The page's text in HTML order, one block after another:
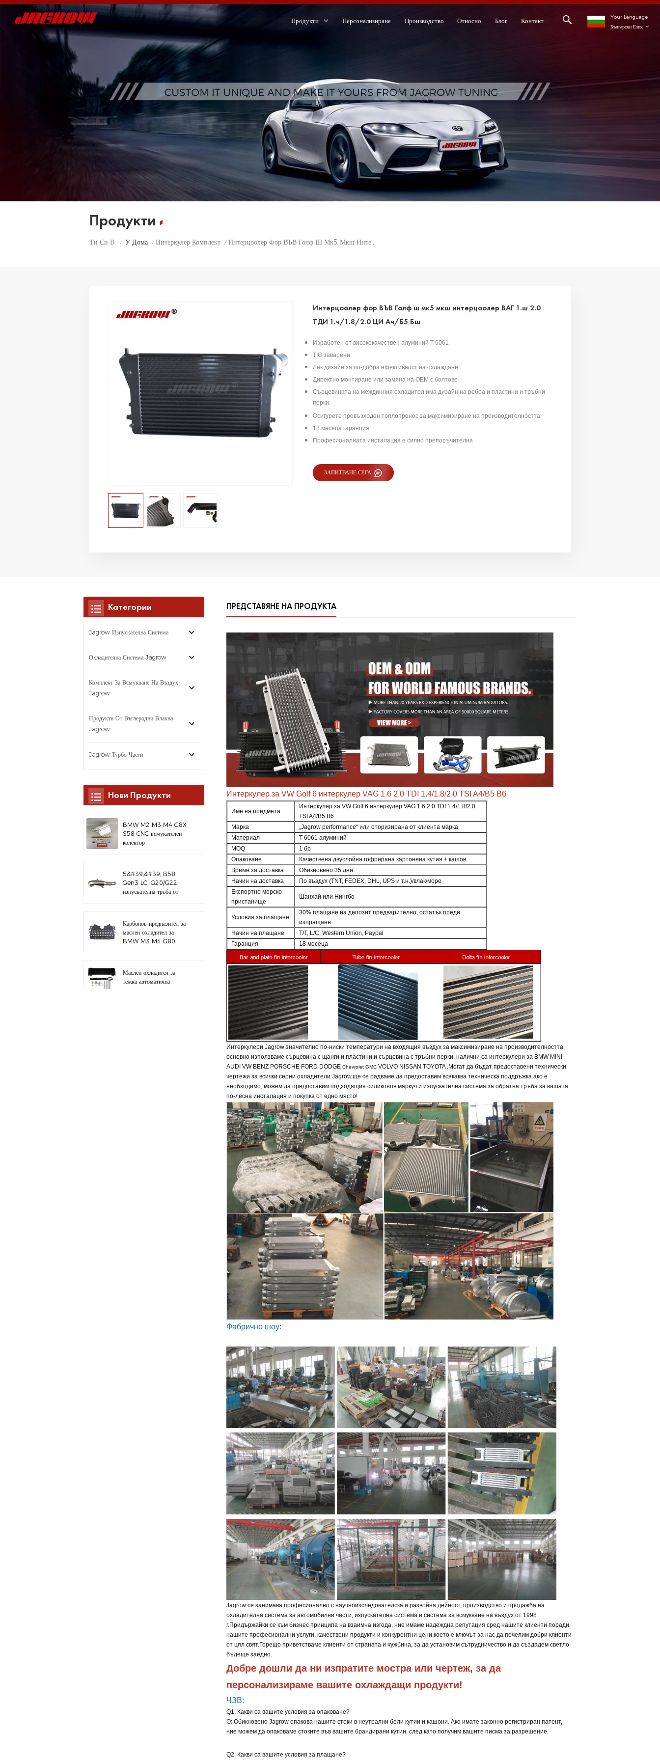
Your Language
Български Език
Продукти Персонализиране Производство Относно Блог Контакт
Продукти
Ти Си В: / У Дома / Интеркулер Комплект / Интерцоолер Фор ВЪВ Голф Ш Мк5 Мкш Интерцоолер ВАГ 1.ш 2.0 ТДИ 1.ч/1.8/2.0 ЦИ Ач/Б5 Бш
Интерцоолер фор ВЪВ Голф ш мк5 мкш интерцоолер ВАГ 1.ш 2.0
ТДИ 1.ч/1.8/2.0 ЦИ Ач/Б5 Бш
Изработен от висококачествен алуминий T-6061
TIG заварени
Лек дизайн за по-добра ефективност на охлаждане
Директно монтиране или замяна на OEM с болтове
Сърцевината на междинния охладител има дизайн на ребра и пластини и тръбни
перки.
Осигурете превъзходен топлопренос за максимизиране на производителността
18 месеца гаранция
Професионалната инсталация е силно препоръчителна
ЗАПИТВАНЕ СЕГА
ПРЕДСТАВЯНЕ НА ПРОДУКТА
Интеркулер за VW Golf 6 интеркулер VAG 1.6 2.0 TDI 1.4/1.8/2.0 TSI A4/B5 B6
Име на предмета
Интеркулер за VW Golf 6 интеркулер VAG 1.6 2.0 TDI 1.4/1.8/2.0
TSI A4/B5 B6
Марка
„Jagrow performance“ или оторизирана от клиента марка
Материал
T-6061 алуминий
MOQ
1 бр
Опаковане
Качествена двуслойна гофрирана картонена кутия + кашон
Време за доставка
Обикновено 35 дни
Начин на доставка
По въздух (TNT, FEDEX, DHL, UPS и т.н.)/влак/море
Експортно морско
пристанище
Шанхай или Нингбо
Условия за плащане
30% плащане на депозит предварително, остатък преди
изпращане
Начин на плащане
T/T, L/C, Western Union, Paypal
Гаранция
18 месеца
Интеркулери Jagrowзначително по-ниски температури на входящия въздух за максимизиране на производителността,
основно използваме сърцевина с щанги и пластини и сърцевина с тръбни перки, налични са интеркулери за BMW MINI
AUDI VW BENZ PORSCHE FORD DODGEChevrolet GMCVOLVO NISSAN TOYOTA .Могат да бъдат предоставени технически
чертежи за всички серии охладители Jagrow,ще се радваме да предоставим всякаква техническа поддръжка.ако е
необходимо, можем да предоставим подходящия силиконов маркуч и изпускателна система за обратна тръба за вашата
по-лесна инсталация и покупка от едно място!
Фабрично шоу:
Jagrow се занимава професионално с научноизследователска и развойна дейност, производство и продажба на
охладителна система за автомобилни части, изпускателна система и система за всмукване на въздух от 1998
г.Придържайки се към бизнес принципа на взаимна изгода, ние имаме надеждна репутация сред нашите клиенти поради
нашите професионални услуги, качествени продукти и конкурентни цени,което е ключът за нас да печелим добри клиенти
от цял свят.Горещо приветстваме клиенти от страната и чужбина, за да установим сътрудничество и да създадем светло
бъдеще заедно.
Добре дошли да ни изпратите мостра или чертеж, за да
персонализираме вашите охлаждащи продукти!
ЧЗВ:
Q1. Какви са вашите условия за опаковане?
О: Обикновено Jagrow опакова нашите стоки в неутрални бели кутии и кашони. Ако имате законно регистриран патент,
ние можем да опаковаме стоките във вашите брандирани кутии, след като получим вашите писма за разрешение.
Q2. Какви са вашите условия за плащане?
Категории
Jagrow Изпускателна Система
Охладителна Система Jagrow
Комплект За Всмукване На Въздух
Jagrow
Продукти От Въглеродни Влакна
Jagrow
Jagrow Турбо Части
Нови Продукти
BMW M2 M3 M4 G8X
S58 CNC всмукателен
колектор
5&#39;&#39; B58
Gen3 LCI G20/G22
изпускателна тръба от
Карбонов предпазител за
маслен охладител за
BMW M3 M4 G80
Маслен охладител за
тежка автоматична